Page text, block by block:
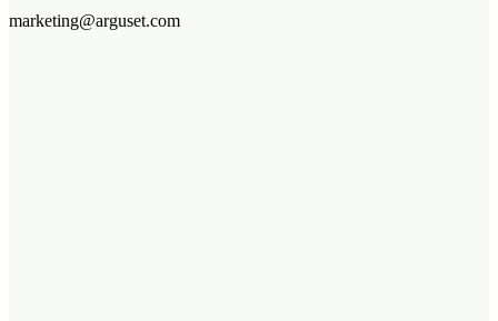
marketing@arguset.com